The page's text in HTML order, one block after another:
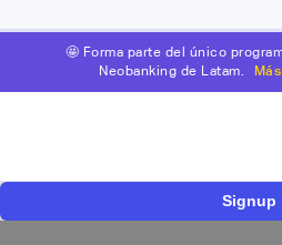
🤩 Forma parte del único
Neobanking de Latam.
Signup